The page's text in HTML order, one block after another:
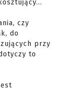
czy
do
przy
to